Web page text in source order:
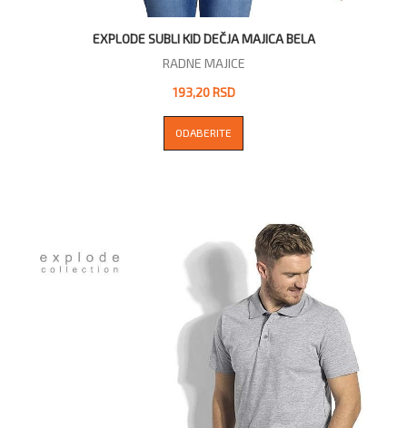
EXPLODE SUBLI KID DEČJA MAJICA BELA
RADNE MAJICE
193,20 RSD
ODABERITE